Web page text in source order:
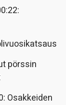
pörssin
Osakkeiden